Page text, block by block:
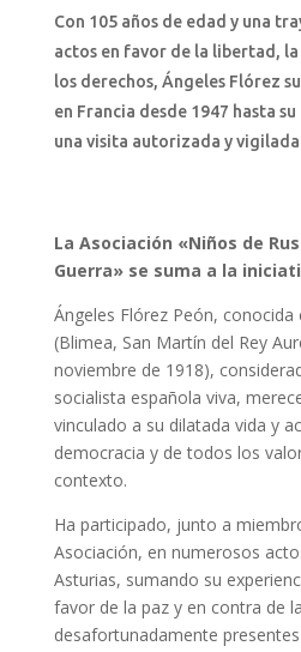
Con 105 años de edad y una
actos en favor de la libertad,
los derechos, Ángeles Flórez
en Francia desde 1947 hasta
una visita autorizada y vigilada
La Asociación «Niños de
Guerra» se suma a la
Ángeles Flórez Peón,
(Blimea, San Martín del Rey
noviembre de 1918)​,
socialista española viva,
vinculado a su dilatada vida y
democracia y de todos los
contexto.
Ha participado, junto a
Asociación, en numerosos
Asturias, sumando su
favor de la paz y en contra de
desafortunadamente